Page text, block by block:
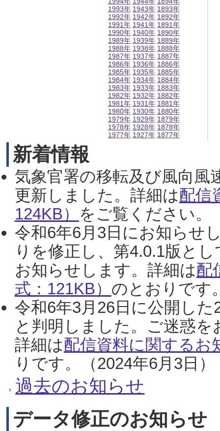
1993年
1992年
1991年
1990年
1989年
1988年
1987年
1986年
1985年
1984年
1983年
1982年
1981年
1980年
1979年
1978年
1977年
1943年
1942年
1941年
1940年
1939年
1938年
1937年
1936年
1935年
1934年
1933年
1932年
1931年
1930年
1929年
1928年
1927年
1893年
1892年
1891年
1890年
1889年
1888年
1887年
1886年
1885年
1884年
1883年
1882年
1881年
1880年
1879年
1878年
1877年
新着情報
気象官署の移転及び風向風
更新しました。詳細は配信
124KB） をご覧ください。
令和6年6月3日にお知らせ
りを修正し、第4.0.1版と
お知らせします。詳細は配
式：121KB） のとおりです
令和6年3月26日に公開し
と判明しました。ご迷惑
詳細は配信資料に関するお
りです。（2024年6月3日）
過去のお知らせ
データ修正のお知らせ